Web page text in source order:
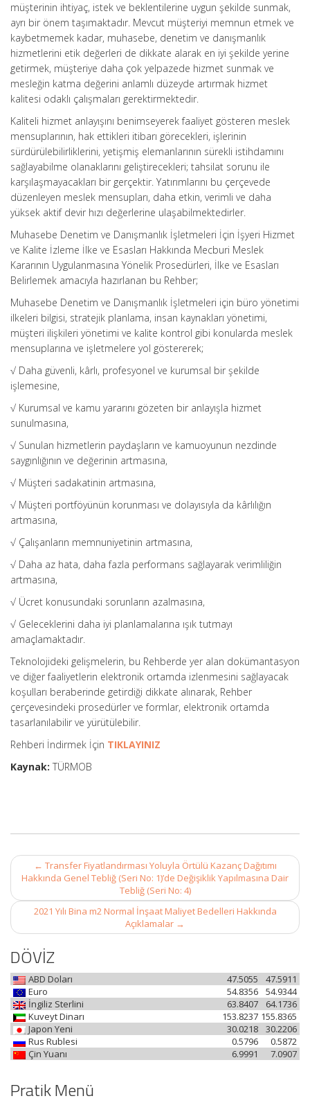
müşterinin ihtiyaç, istek ve beklentilerine uygun şekilde sunmak,
ayrı bir önem taşımaktadır. Mevcut müşteriyi memnun etmek ve
kaybetmemek kadar, muhasebe, denetim ve danışmanlık
hizmetlerini etik değerleri de dikkate alarak en iyi şekilde yerine
getirmek, müşteriye daha çok yelpazede hizmet sunmak ve
mesleğin katma değerini anlamlı düzeyde artırmak hizmet
kalitesi odaklı çalışmaları gerektirmektedir.
Kaliteli hizmet anlayışını benimseyerek faaliyet gösteren meslek
mensuplarının, hak ettikleri itibarı görecekleri, işlerinin
sürdürülebilirliklerini, yetişmiş elemanlarının sürekli istihdamını
sağlayabilme olanaklarını geliştirecekleri; tahsilat sorunu ile
karşılaşmayacakları bir gerçektir. Yatırımlarını bu çerçevede
düzenleyen meslek mensupları, daha etkin, verimli ve daha
yüksek aktif devir hızı değerlerine ulaşabilmektedirler.
Muhasebe Denetim ve Danışmanlık İşletmeleri İçin İşyeri Hizmet
ve Kalite İzleme İlke ve Esasları Hakkında Mecburi Meslek
Kararının Uygulanmasına Yönelik Prosedürleri, İlke ve Esasları
Belirlemek amacıyla hazırlanan bu Rehber;
Muhasebe Denetim ve Danışmanlık İşletmeleri için büro yönetimi
ilkeleri bilgisi, stratejik planlama, insan kaynakları yönetimi,
müşteri ilişkileri yönetimi ve kalite kontrol gibi konularda meslek
mensuplarına ve işletmelere yol göstererek;
√ Daha güvenli, kârlı, profesyonel ve kurumsal bir şekilde
işlemesine,
√ Kurumsal ve kamu yararını gözeten bir anlayışla hizmet
sunulmasına,
√ Sunulan hizmetlerin paydaşların ve kamuoyunun nezdinde
saygınlığının ve değerinin artmasına,
√ Müşteri sadakatinin artmasına,
√ Müşteri portföyünün korunması ve dolayısıyla da kârlılığın
artmasına,
√ Çalışanların memnuniyetinin artmasına,
√ Daha az hata, daha fazla performans sağlayarak verimliliğin
artmasına,
√ Ücret konusundaki sorunların azalmasına,
√ Geleceklerini daha iyi planlamalarına ışık tutmayı
amaçlamaktadır.
Teknolojideki gelişmelerin, bu Rehberde yer alan dokümantasyon
ve diğer faaliyetlerin elektronik ortamda izlenmesini sağlayacak
koşulları beraberinde getirdiği dikkate alınarak, Rehber
çerçevesindeki prosedürler ve formlar, elektronik ortamda
tasarlanılabilir ve yürütülebilir.
Rehberi İndirmek İçin TIKLAYINIZ
Kaynak: TÜRMOB
Post
navigation
← Transfer Fiyatlandırması Yoluyla Örtülü Kazanç Dağıtımı
Hakkında Genel Tebliğ (Seri No: 1)’de Değişiklik Yapılmasına Dair
Tebliğ (Seri No: 4)
2021 Yılı Bina m2 Normal İnşaat Maliyet Bedelleri Hakkında
Açıklamalar →
DÖVİZ
ABD Doları 47.5911
47.5055
Euro
54.9344
54.8356
İngiliz Sterlini
64.1736
63.8407
Kuveyt Dinarı
155.8365
153.8237
Japon Yeni
30.2206
30.0218
Rus Rublesi
0.5872
0.5796
Çin Yuanı
7.0907
6.9991
Pratik Menü